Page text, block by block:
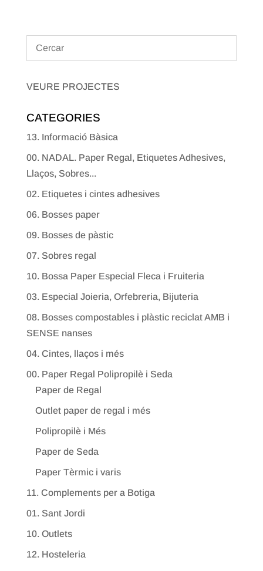
VEURE PROJECTES
CATEGORIES
13. Informació Bàsica
00. NADAL. Paper Regal, Etiquetes Adhesives,
Llaços, Sobres...
02. Etiquetes i cintes adhesives
06. Bosses paper
09. Bosses de pàstic
07. Sobres regal
10. Bossa Paper Especial Fleca i Fruiteria
03. Especial Joieria, Orfebreria, Bijuteria
08. Bosses compostables i plàstic reciclat AMB i
SENSE nanses
04. Cintes, llaços i més
00. Paper Regal Polipropilè i Seda
Paper de Regal
Outlet paper de regal i més
Polipropilè i Més
Paper de Seda
Paper Tèrmic i varis
11. Complements per a Botiga
01. Sant Jordi
10. Outlets
12. Hosteleria